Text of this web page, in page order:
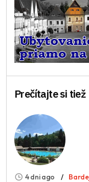
Prečítajte si tiež
4 dni ago